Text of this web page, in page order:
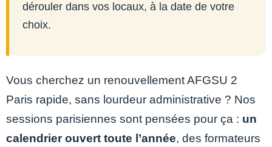
dérouler dans vos locaux, à la date de votre
choix.
Vous cherchez un renouvellement AFGSU 2
Paris rapide, sans lourdeur administrative ? Nos
sessions parisiennes sont pensées pour ça : un
calendrier ouvert toute l’année, des formateurs